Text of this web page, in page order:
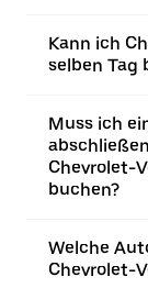
Kann ich
selben Tag
Muss ich
Chevrolet-
buchen?
Welche
Chevrolet-